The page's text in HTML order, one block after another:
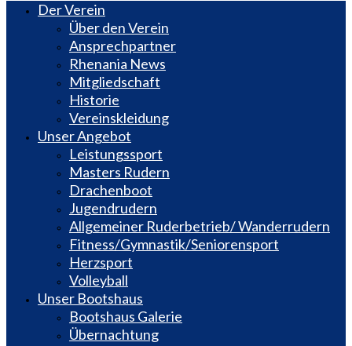
Der Verein
Über den Verein
Ansprechpartner
Rhenania News
Mitgliedschaft
Historie
Vereinskleidung
Unser Angebot
Leistungssport
Masters Rudern
Drachenboot
Jugendrudern
Allgemeiner Ruderbetrieb/ Wanderrudern
Fitness/Gymnastik/Seniorensport
Herzsport
Volleyball
Unser Bootshaus
Bootshaus Galerie
Übernachtung